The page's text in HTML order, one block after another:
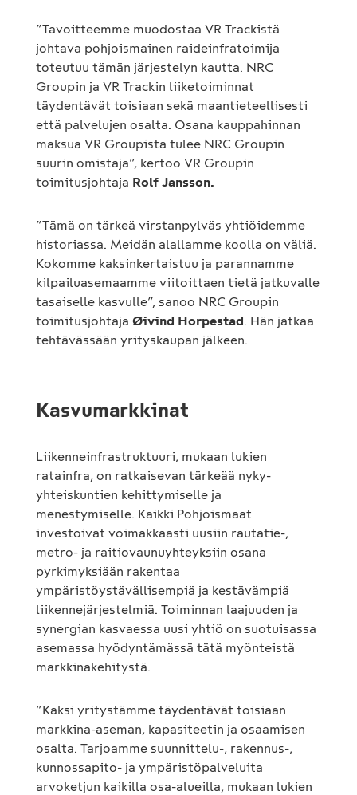
”Tavoitteemme muodostaa VR Trackistä
johtava pohjoismainen raideinfratoimija
toteutuu tämän järjestelyn kautta. NRC
Groupin ja VR Trackin liiketoiminnat
täydentävät toisiaan sekä maantieteellisesti
että palvelujen osalta. Osana kauppahinnan
maksua VR Groupista tulee NRC Groupin
suurin omistaja”, kertoo VR Groupin
toimitusjohtaja Rolf Jansson.
”Tämä on tärkeä virstanpylväs yhtiöidemme
historiassa. Meidän alallamme koolla on väliä.
Kokomme kaksinkertaistuu ja parannamme
kilpailuasemaamme viitoittaen tietä jatkuvalle
tasaiselle kasvulle”, sanoo NRC Groupin
toimitusjohtaja Øivind Horpestad. Hän jatkaa
tehtävässään yrityskaupan jälkeen.
Kasvumarkkinat
Liikenneinfrastruktuuri, mukaan lukien
ratainfra, on ratkaisevan tärkeää nyky-
yhteiskuntien kehittymiselle ja
menestymiselle. Kaikki Pohjoismaat
investoivat voimakkaasti uusiin rautatie-,
metro- ja raitiovaunuyhteyksiin osana
pyrkimyksiään rakentaa
ympäristöystävällisempiä ja kestävämpiä
liikennejärjestelmiä. Toiminnan laajuuden ja
synergian kasvaessa uusi yhtiö on suotuisassa
asemassa hyödyntämässä tätä myönteistä
markkinakehitystä.
”Kaksi yritystämme täydentävät toisiaan
markkina-aseman, kapasiteetin ja osaamisen
osalta. Tarjoamme suunnittelu-, rakennus-,
kunnossapito- ja ympäristöpalveluita
arvoketjun kaikilla osa-alueilla, mukaan lukien